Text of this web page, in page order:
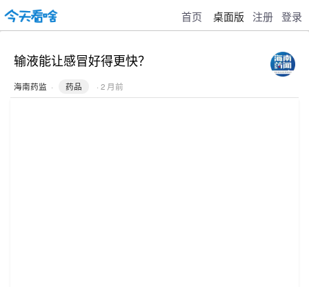
首页 桌面版 注册 登录
输液能让感冒好得更快？
海南药监 · 药品 · 2 月前